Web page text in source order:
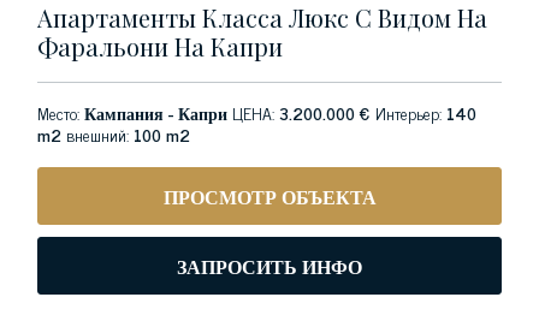
Апартаменты Класса Люкс С Видом На
Фаральони На Капри
Место:Кампания - Капри ЦЕНА:3.200.000 € Интерьер: 140
m2 внешний: 100 m2
ПРОСМОТР ОБЪЕКТА
ЗАПРОСИТЬ ИНФО